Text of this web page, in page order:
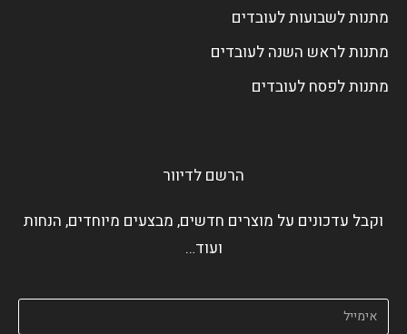
מתנות לשבועות לעובדים
מתנות לראש השנה לעובדים
מתנות לפסח לעובדים
הרשם לדיוור
וקבל עדכונים על מוצרים חדשים, מבצעים מיוחדים, הנחות
ועוד…